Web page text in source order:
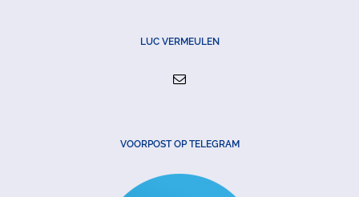
LUC VERMEULEN
VOORPOST OP TELEGRAM